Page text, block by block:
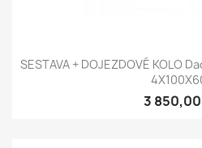
SESTAVA + DOJEZDOVÉ KOLO
3 850,00